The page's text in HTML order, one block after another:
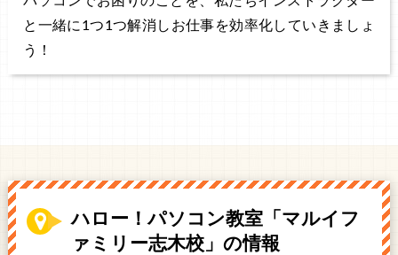
と一緒に1つ1つ解消しお仕事を効率化していきましょ
う！
ハロー！パソコン教室「マルイフ
ァミリー志木校」の情報